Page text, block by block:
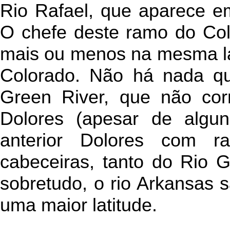
Rio Rafael, que aparece
O chefe deste ramo do
mais ou menos na mesma
Colorado. Não há nada
Green River, que não
Dolores (apesar de
anterior Dolores com
cabeceiras, tanto do Rio
sobretudo, o rio Arkansas
uma maior latitude.